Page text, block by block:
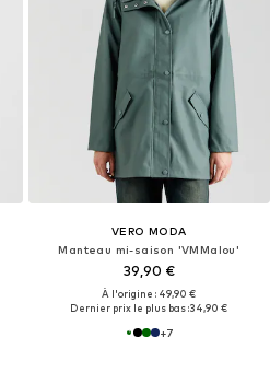
VERO MODA
Manteau mi-saison 'VMMalou'
39,90 €
À l'origine : 49,90 €
Dernier prix le plus bas :34,90 €
+7